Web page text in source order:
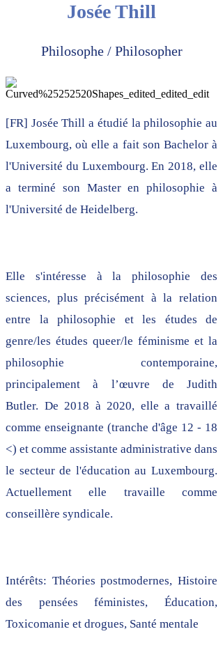
Josée Thill
Philosophe / Philosopher
[FR] Josée Thill a étudié la philosophie au
Luxembourg, où elle a fait son Bachelor à
l'Université du Luxembourg. En 2018, elle
a terminé son Master en philosophie à
l'Université de Heidelberg.
Elle s'intéresse à la philosophie des
sciences, plus précisément à la relation
entre la philosophie et les études de
genre/les études queer/le féminisme et la
philosophie contemporaine,
principalement à l’œuvre de Judith
Butler. De 2018 à 2020, elle a travaillé
comme enseignante (tranche d'âge 12 - 18
<) et comme assistante administrative dans
le secteur de l'éducation au Luxembourg.
Actuellement elle travaille comme
conseillère syndicale.
Intérêts: Théories postmodernes, Histoire
des pensées féministes, Éducation,
Toxicomanie et drogues, Santé mentale